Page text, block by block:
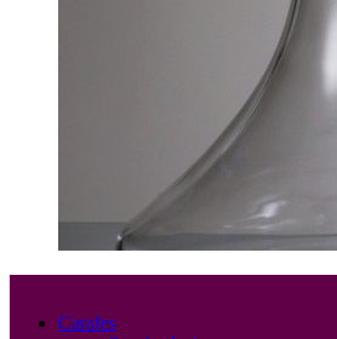
Carafes